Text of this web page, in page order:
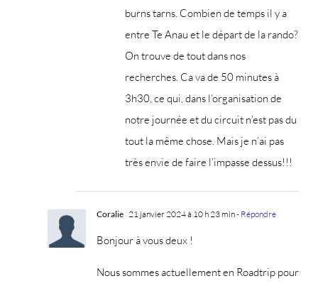
burns tarns. Combien de temps il y a
entre Te Anau et le départ de la rando?
On trouve de tout dans nos
recherches. Ca va de 50 minutes à
3h30, ce qui, dans l’organisation de
notre journée et du circuit n’est pas du
tout la même chose. Mais je n’ai pas
très envie de faire l’impasse dessus!!!
Coralie 21 janvier 2024 à 10 h 23 min- Répondre
Bonjour à vous deux !
Nous sommes actuellement en Roadtrip pour